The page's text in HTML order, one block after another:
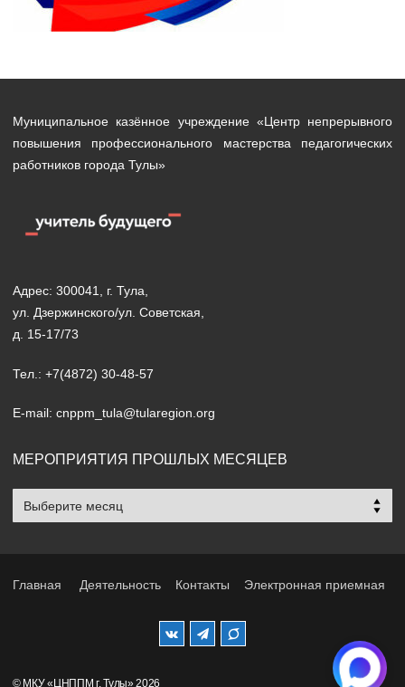
Муниципальное казённое учреждение «Центр непрерывного
повышения профессионального мастерства педагогических
работников города Тулы»
Адрес: 300041, г. Тула,
ул. Дзержинского/ул. Советская,
д. 15-17/73
Тел.: +7(4872) 30-48-57
E-mail: cnppm_tula@tularegion.org
МЕРОПРИЯТИЯ ПРОШЛЫХ МЕСЯЦЕВ
Мероприятия
прошлых
Главная Деятельность Контакты Электронная приемная
© МКУ «ЦНППМ г. Тулы» 2026